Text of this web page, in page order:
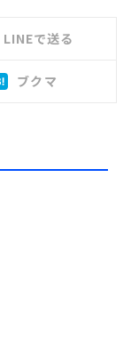
LINEで送る
ブクマ